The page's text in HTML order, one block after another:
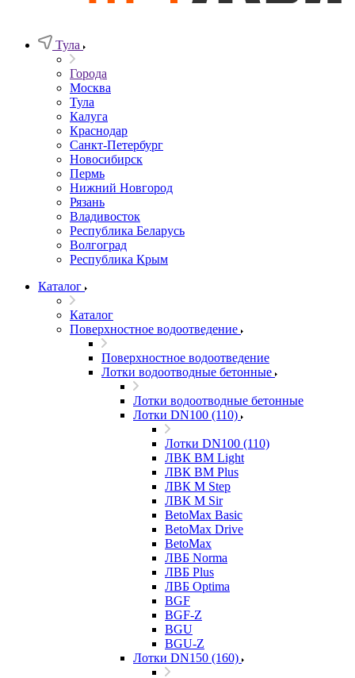
Тула
Города
Москва
Тула
Калуга
Краснодар
Санкт-Петербург
Новосибирск
Пермь
Нижний Новгород
Рязань
Владивосток
Республика Беларусь
Волгоград
Республика Крым
Каталог
Каталог
Поверхностное водоотведение
Поверхностное водоотведение
Лотки водоотводные бетонные
Лотки водоотводные бетонные
Лотки DN100 (110)
Лотки DN100 (110)
ЛВК ВМ Light
ЛВК ВМ Plus
ЛВК М Step
ЛВК М Sir
BetoMax Basic
BetoMax Drive
BetoMax
ЛВБ Norma
ЛВБ Plus
ЛВБ Optima
BGF
BGF-Z
BGU
BGU-Z
Лотки DN150 (160)